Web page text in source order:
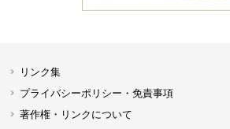
リンク集
プライバシーポリシー・免責事項
著作権・リンクについて